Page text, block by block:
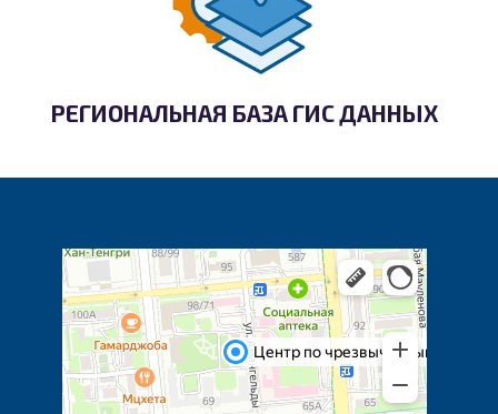
РЕГИОНАЛЬНАЯ БАЗА ГИС ДАННЫХ